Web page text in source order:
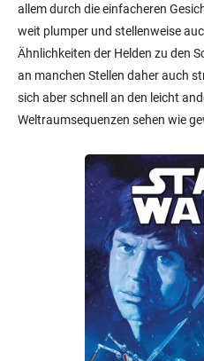
allem durch die einfacheren
weit plumper und stellenweise
Ähnlichkeiten der Helden zu den
an manchen Stellen daher auch
sich aber schnell an den leicht
Weltraumsequenzen sehen wie